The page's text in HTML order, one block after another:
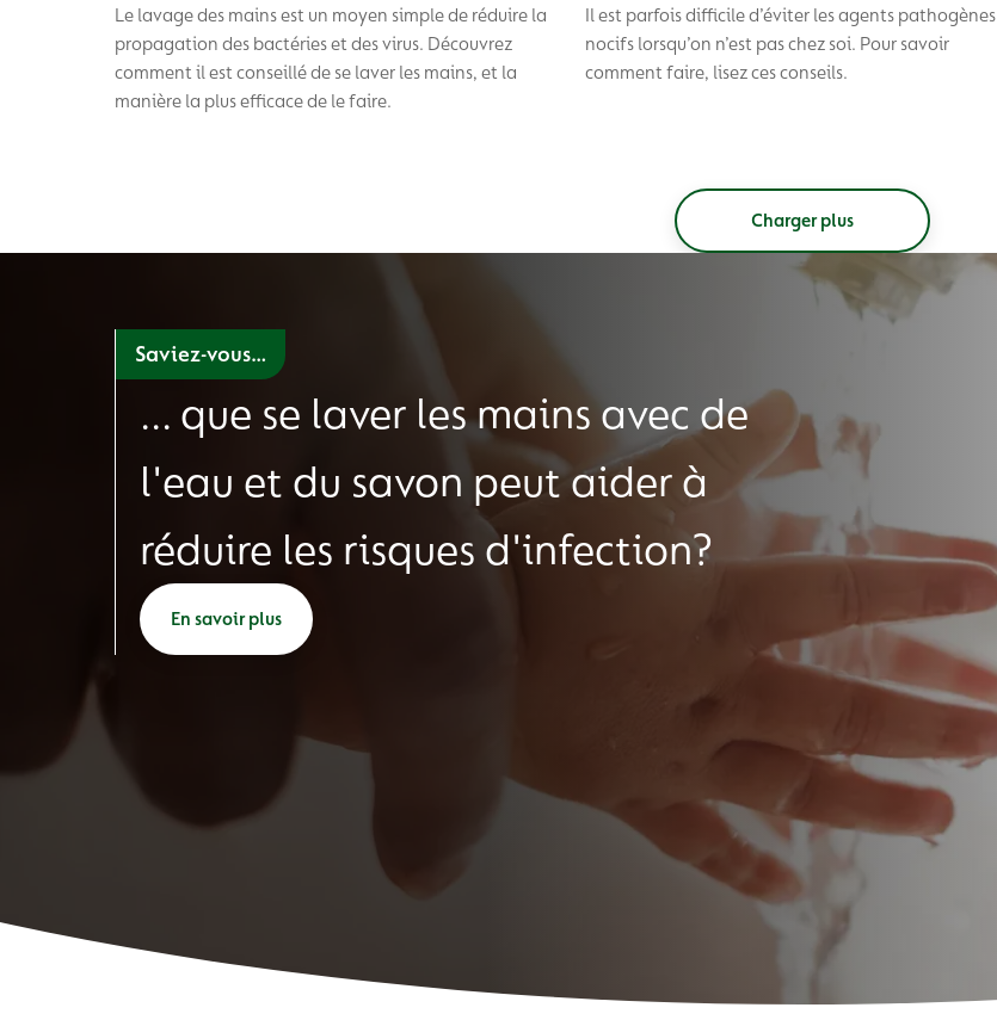
Le lavage des mains est un moyen simple de réduire la
propagation des bactéries et des virus. Découvrez
comment il est conseillé de se laver les mains, et la
manière la plus efficace de le faire.
Il est parfois difficile d’éviter les agents pathogènes
nocifs lorsqu’on n’est pas chez soi. Pour savoir
comment faire, lisez ces conseils.
Charger plus
Saviez-vous…
... que se laver les mains avec de
l'eau et du savon peut aider à
réduire les risques d'infection?
En savoir plus